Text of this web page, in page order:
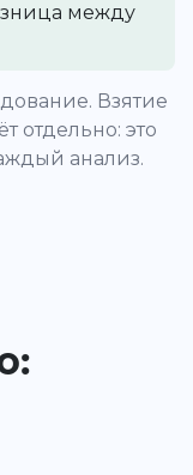
между
Взятие
отдельно: это
анализ.